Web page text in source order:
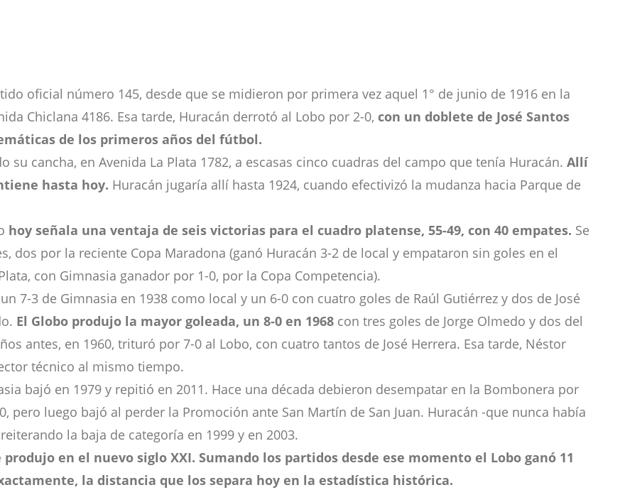
oficial número 145, desde que se midieron por primera vez aquel 1° de junio de 1916 en la
Chiclana 4186. Esa tarde, Huracán derrotó al Lobo por 2-0, con un doblete de José Santos
de los primeros años del fútbol.
su cancha, en Avenida La Plata 1782, a escasas cinco cuadras del campo que tenía Huracán. Allí
hasta hoy. Huracán jugaría allí hasta 1924, cuando efectivizó la mudanza hacia Parque de
hoy señala una ventaja de seis victorias para el cuadro platense, 55-49, con 40 empates. Se
dos por la reciente Copa Maradona (ganó Huracán 3-2 de local y empataron sin goles en el
con Gimnasia ganador por 1-0, por la Copa Competencia).
7-3 de Gimnasia en 1938 como local y un 6-0 con cuatro goles de Raúl Gutiérrez y dos de José
El Globo produjo la mayor goleada, un 8-0 en 1968 con tres goles de Jorge Olmedo y dos del
antes, en 1960, trituró por 7-0 al Lobo, con cuatro tantos de José Herrera. Esa tarde, Néstor
técnico al mismo tiempo.
bajó en 1979 y repitió en 2011. Hace una década debieron desempatar en la Bombonera por
pero luego bajó al perder la Promoción ante San Martín de San Juan. Huracán -que nunca había
la baja de categoría en 1999 y en 2003.
en el nuevo siglo XXI. Sumando los partidos desde ese momento el Lobo ganó 11
la distancia que los separa hoy en la estadística histórica.